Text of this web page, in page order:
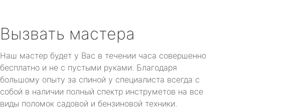
Вызвать мастера
Наш мастер будет у Вас в течении часа совершенно
бесплатно и не с пустыми руками. Благодаря
большому опыту за спиной у специалиста всегда с
собой в наличии полный спектр инструметов на все
виды поломок садовой и бензиновой техники.